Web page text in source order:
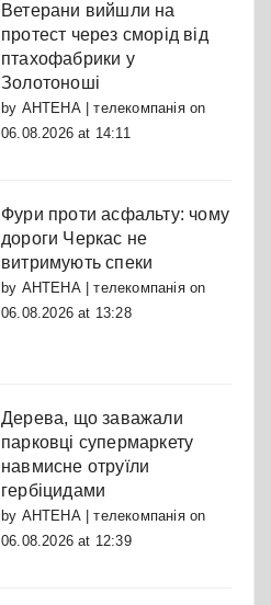
Ветерани вийшли на
протест через сморід від
птахофабрики у
Золотоноші
by АНТЕНА | телекомпаніяon
06.08.2026 at 14:11
Фури проти асфальту: чому
дороги Черкас не
витримують спеки
by АНТЕНА | телекомпаніяon
06.08.2026 at 13:28
Дерева, що заважали
парковці супермаркету
навмисне отруїли
гербіцидами
by АНТЕНА | телекомпаніяon
06.08.2026 at 12:39